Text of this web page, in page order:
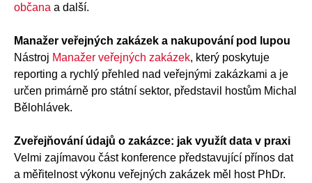
občana a další.
Manažer veřejných zakázek a nakupování pod lupou
Nástroj Manažer veřejných zakázek, který poskytuje
reporting a rychlý přehled nad veřejnými zakázkami a je
určen primárně pro státní sektor, představil hostům Michal
Bělohlávek.
Zveřejňování údajů o zakázce: jak využít data v praxi
Velmi zajímavou část konference představující přínos dat
a měřitelnost výkonu veřejných zakázek měl host PhDr.